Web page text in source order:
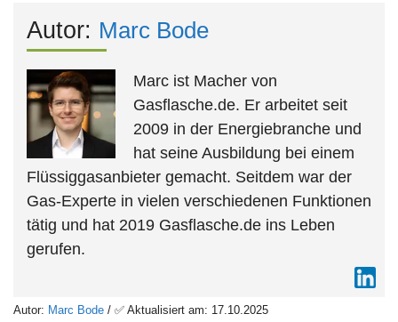
Autor: Marc Bode
Marc ist Macher von
Gasflasche.de. Er arbeitet seit
2009 in der Energiebranche und
hat seine Ausbildung bei einem
Flüssiggasanbieter gemacht. Seitdem war der
Gas-Experte in vielen verschiedenen Funktionen
tätig und hat 2019 Gasflasche.de ins Leben
gerufen.
Autor: Marc Bode / ✅ Aktualisiert am: 17.10.2025